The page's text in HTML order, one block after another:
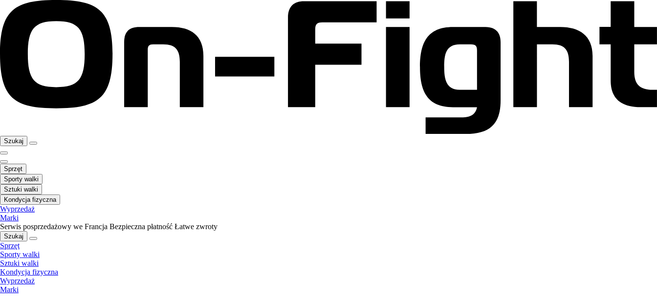
Szukaj
Sprzęt
Sporty walki
Sztuki walki
Kondycja fizyczna
Wyprzedaż
Marki
Serwis posprzedażowy we Francja Bezpieczna płatność Łatwe zwroty
Szukaj
Sprzęt
Sporty walki
Sztuki walki
Kondycja fizyczna
Wyprzedaż
Marki